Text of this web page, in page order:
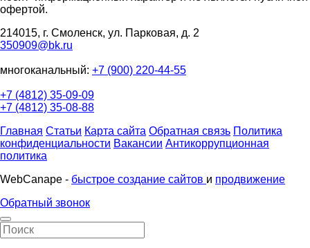
офертой.
214015, г. Смоленск, ул. Парковая, д. 2
350909@bk.ru
многоканальный: +7 (900) 220-44-55
+7 (4812) 35-09-09
+7 (4812) 35-08-88
Главная Статьи Карта сайта Обратная связь Политика
конфиденциальности Вакансии Антикоррупционная
политика
WebCanape - быстрое создание сайтов и продвижение
Обратный звонок